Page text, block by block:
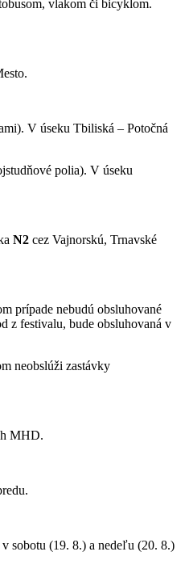
vlakom či bicyklom.
V úseku Tbiliská – Potočná
polia). V úseku
N2 cez Vajnorskú, Trnavské
prípade nebudú obsluhované
z festivalu, bude obsluhovaná v
neobslúži zastávky
MHD.
sobotu (19. 8.) a nedeľu (20. 8.)